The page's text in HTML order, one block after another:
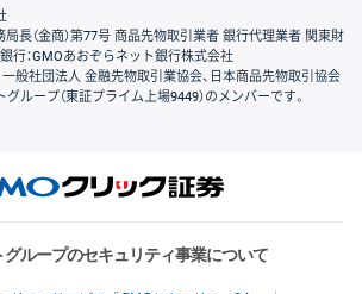
長（金商）第77号 商品先物取引業者 銀行代理業者 関東財
行：GMOあおぞらネット銀行株式会社
一般社団法人 金融先物取引業協会、日本商品先物取引協会
ループ（東証プライム上場9449）のメンバーです。
ループのセキュリティ事業について